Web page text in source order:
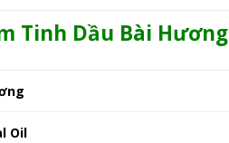
Tinh Dầu Bài Hương
Oil